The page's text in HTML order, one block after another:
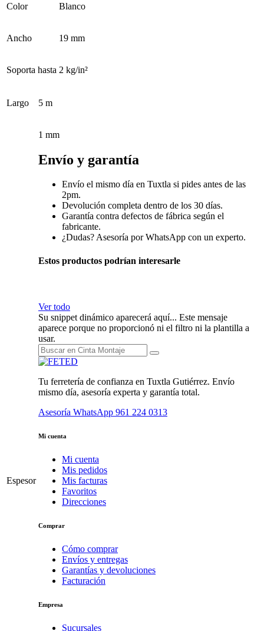
Color Blanco
Ancho 19 mm
Soporta hasta 2 kg/in²
Largo 5 m
Espesor
1 mm
Envío y garantía
Envío el mismo día en Tuxtla si pides antes de las
2pm.
Devolución completa dentro de los 30 días.
Garantía contra defectos de fábrica según el
fabricante.
¿Dudas? Asesoría por WhatsApp con un experto.
Estos productos podrían interesarle
Ver todo
Su snippet dinámico aparecerá aquí... Este mensaje
aparece porque no proporcionó ni el filtro ni la plantilla a
usar.
Tu ferretería de confianza en Tuxtla Gutiérrez. Envío
mismo día, asesoría experta y garantía total.
Asesoría WhatsApp 961 224 0313
Mi cuenta
Mi cuenta
Mis pedidos
Mis facturas
Favoritos
Direcciones
Comprar
Cómo comprar
Envíos y entregas
Garantías y devoluciones
Facturación
Empresa
Sucursales